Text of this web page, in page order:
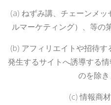
(a) ねずみ講、チェーンメ
ルマーケティング）、等の
(b) アフィリエイトや招待
発生するサイトへ誘導する
のを除き
(c)情報商